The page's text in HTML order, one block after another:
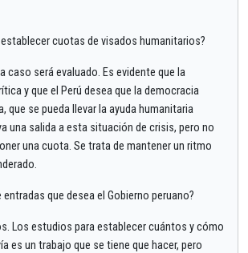
cuotas de visados humanitarios?
caso será evaluado. Es evidente que la
y que el Perú desea que la democracia
que se pueda llevar la ayuda humanitaria
una salida a esta situación de crisis, pero no
una cuota. Se trata de mantener un ritmo
que desea el Gobierno peruano?
Los estudios para establecer cuántos y cómo
es un trabajo que se tiene que hacer, pero